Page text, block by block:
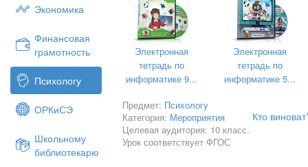
Экономика
Финансовая
грамотность
Психологу
ОРКиСЭ
Школьному
библиотекарю
Как часто происходят конфликты в
по дороге в школу, домой; в
очереди магазина, или около
Что такое конфликт вообще? Как вы
серьёзное разногласие,
мнений, сил).
Электронная
тетрадь по
информатике 9...
Электронная
тетрадь по
информатике 5...
Предмет: Психологу
Категория: Мероприятия
Целевая аудитория: 10 класс.
Урок соответствует ФГОС
Кто